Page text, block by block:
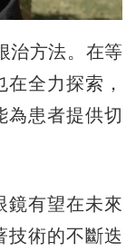
方法。在等
全力探索，
為患者提供切
有望在未來
技術的不斷迭